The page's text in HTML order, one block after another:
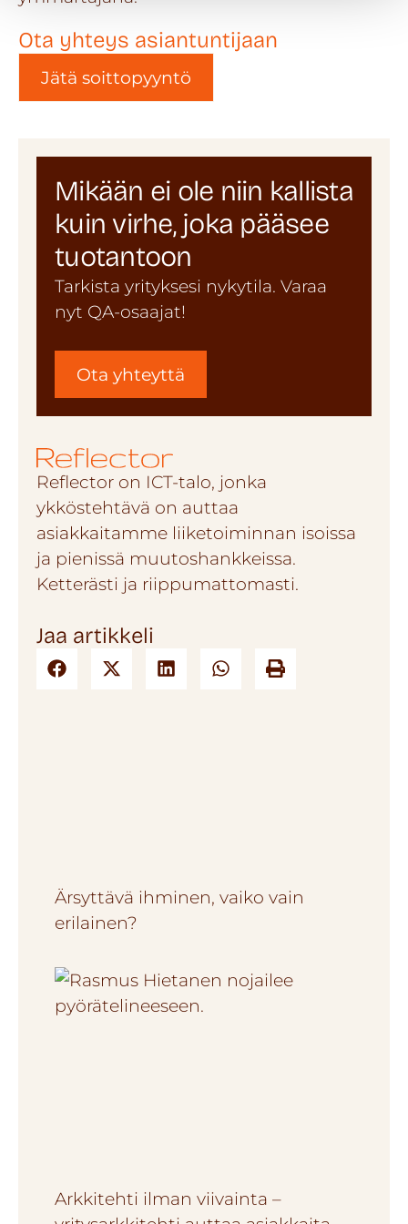
Ota yhteys asiantuntijaan
Jätä soittopyyntö
Mikään ei ole niin kallista
kuin virhe, joka pääsee
tuotantoon
Tarkista yrityksesi nykytila. Varaa
nyt QA-osaajat!
Ota yhteyttä
Reflector on ICT-talo, jonka
ykköstehtävä on auttaa
asiakkaitamme liiketoiminnan isoissa
ja pienissä muutoshankkeissa.
Ketterästi ja riippumattomasti.
Jaa artikkeli
Ärsyttävä ihminen, vaiko vain
erilainen?
Arkkitehti ilman viivainta –